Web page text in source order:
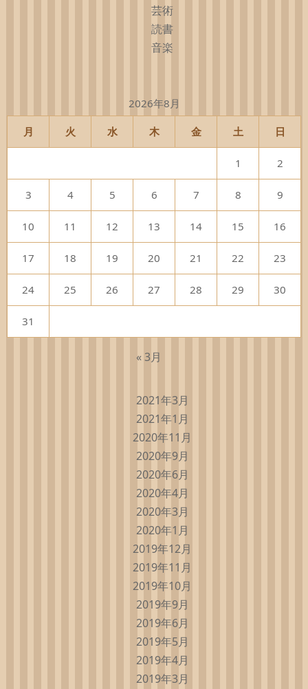
芸術
読書
音楽
2026年8月
月 火 水 木 金 土 日
1 2
3 4 5 6 7 8 9
10 11 12 13 14 15 16
17 18 19 20 21 22 23
24 25 26 27 28 29 30
31
« 3月
2021年3月
2021年1月
2020年11月
2020年9月
2020年6月
2020年4月
2020年3月
2020年1月
2019年12月
2019年11月
2019年10月
2019年9月
2019年6月
2019年5月
2019年4月
2019年3月